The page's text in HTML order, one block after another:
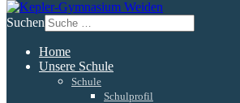
Suchen
Home
Unsere Schule
Schule
Schulprofil